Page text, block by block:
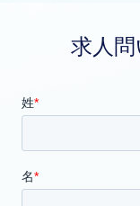
求人